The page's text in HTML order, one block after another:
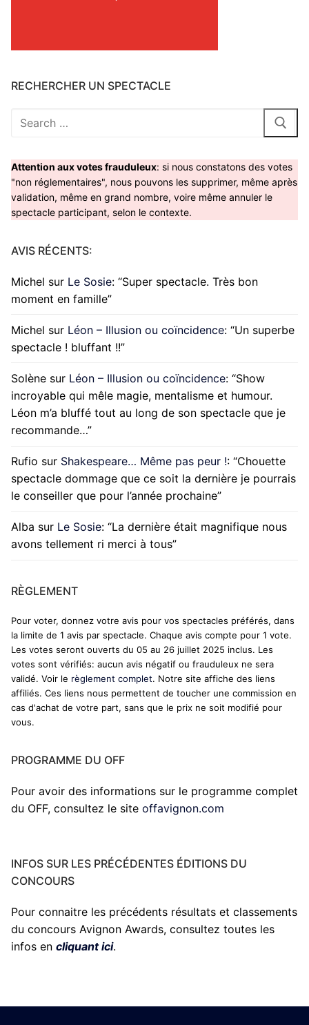
RECHERCHER UN SPECTACLE
Rechercher
Attention aux votes frauduleux: si nous constatons des votes
"non réglementaires", nous pouvons les supprimer, même après
validation, même en grand nombre, voire même annuler le
spectacle participant, selon le contexte.
AVIS RÉCENTS:
Michel sur Le Sosie: “Super spectacle. Très bon
moment en famille”
Michel sur Léon – Illusion ou coïncidence: “Un superbe
spectacle ! bluffant !!”
Solène sur Léon – Illusion ou coïncidence: “Show
incroyable qui mêle magie, mentalisme et humour.
Léon m’a bluffé tout au long de son spectacle que je
recommande…”
Rufio sur Shakespeare… Même pas peur !: “Chouette
spectacle dommage que ce soit la dernière je pourrais
le conseiller que pour l’année prochaine”
Alba sur Le Sosie: “La dernière était magnifique nous
avons tellement ri merci à tous”
RÈGLEMENT
Pour voter, donnez votre avis pour vos spectacles préférés, dans
la limite de 1 avis par spectacle. Chaque avis compte pour 1 vote.
Les votes seront ouverts du 05 au 26 juillet 2025 inclus. Les
votes sont vérifiés: aucun avis négatif ou frauduleux ne sera
validé. Voir le règlement complet. Notre site affiche des liens
affiliés. Ces liens nous permettent de toucher une commission en
cas d'achat de votre part, sans que le prix ne soit modifié pour
vous.
PROGRAMME DU OFF
Pour avoir des informations sur le programme complet
du OFF, consultez le site offavignon.com
INFOS SUR LES PRÉCÉDENTES ÉDITIONS DU
CONCOURS
Pour connaitre les précédents résultats et classements
du concours Avignon Awards, consultez toutes les
infos en cliquant ici.